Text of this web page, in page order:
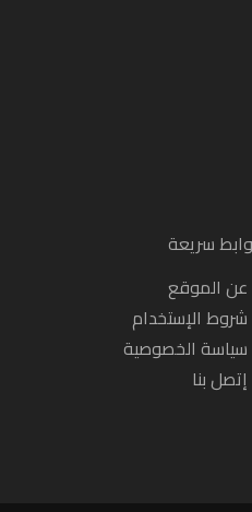
سريعة
عن الموقع
شروط الإستخدام
سياسة الخصوصية
إتصل بنا